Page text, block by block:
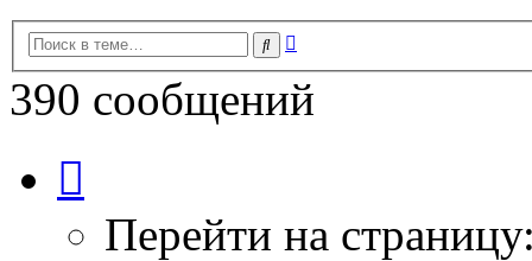
Поиск
390 сообщений
из
Перейти на